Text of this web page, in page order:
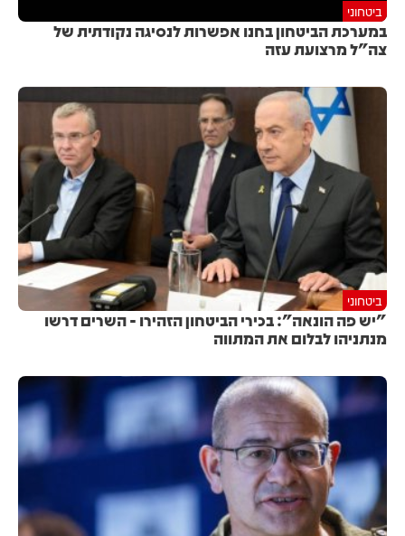
ביטחוני
במערכת הביטחון בחנו אפשרות לנסיגה נקודתית של
צה"ל מרצועת עזה
ביטחוני
"יש פה הונאה": בכירי הביטחון הזהירו - השרים דרשו
מנתניהו לבלום את המתווה